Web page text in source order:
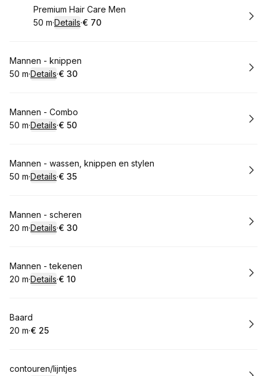
Boek
Premium Hair Care Men
.Duur:
50 m·Details·
.Prijs:
€ 70
Boek
Mannen - knippen
.Duur:
50 m·Details·
.Prijs:
€ 30
Boek
Mannen - Combo
.Duur:
50 m·Details·
.Prijs:
€ 50
Boek
Mannen - wassen, knippen en stylen
.Duur:
50 m·Details·
.Prijs:
€ 35
Boek
Mannen - scheren
.Duur:
20 m·Details·
.Prijs:
€ 30
Boek
Mannen - tekenen
.Duur:
20 m·Details·
.Prijs:
€ 10
Boek
Baard
.Duur :
20 m·
.Prijs:
€ 25
Boek
contouren/lijntjes